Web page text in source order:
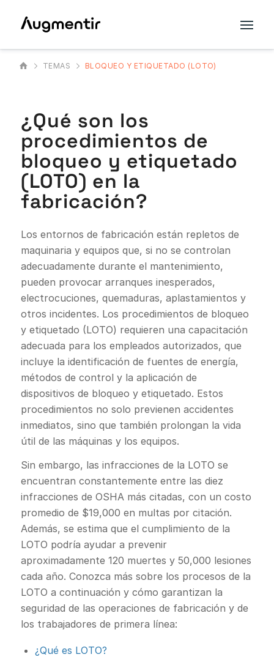
TEMAS BLOQUEO Y ETIQUETADO (LOTO)
¿Qué son los
procedimientos de
bloqueo y etiquetado
(LOTO) en la
fabricación?
Los entornos de fabricación están repletos de
maquinaria y equipos que, si no se controlan
adecuadamente durante el mantenimiento,
pueden provocar arranques inesperados,
electrocuciones, quemaduras, aplastamientos y
otros incidentes. Los procedimientos de bloqueo
y etiquetado (LOTO) requieren una capacitación
adecuada para los empleados autorizados, que
incluye la identificación de fuentes de energía,
métodos de control y la aplicación de
dispositivos de bloqueo y etiquetado. Estos
procedimientos no solo previenen accidentes
inmediatos, sino que también prolongan la vida
útil de las máquinas y los equipos.
Sin embargo, las infracciones de la LOTO se
encuentran constantemente entre las diez
infracciones de OSHA más citadas, con un costo
promedio de $19,000 en multas por citación.
Además, se estima que el cumplimiento de la
LOTO podría ayudar a prevenir
aproximadamente 120 muertes y 50,000 lesiones
cada año. Conozca más sobre los procesos de la
LOTO a continuación y cómo garantizan la
seguridad de las operaciones de fabricación y de
los trabajadores de primera línea:
¿Qué es LOTO?